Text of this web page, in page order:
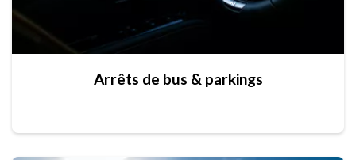
Arrêts de bus & parkings